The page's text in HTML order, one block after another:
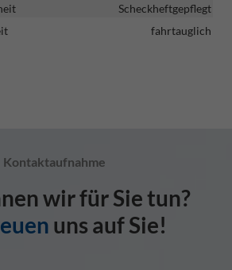
Scheckheftgepflegt
fahrtauglich
Kontaktaufnahme
wir für Sie tun?
uns auf Sie!